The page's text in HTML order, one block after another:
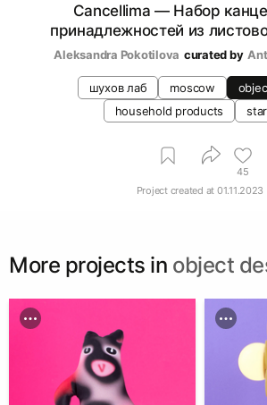
Cancellima — Набор
принадлежностей из
Aleksandra Pokotilova curated by
шухов лаб moscow
household products
45
Project created at 01.11.2023
More projects in object